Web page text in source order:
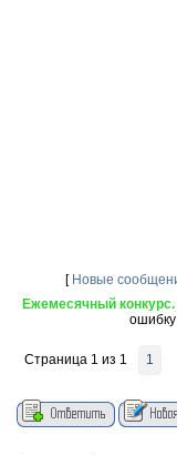
[ Новые
Ежемесячный
Страница 1 из 1 1